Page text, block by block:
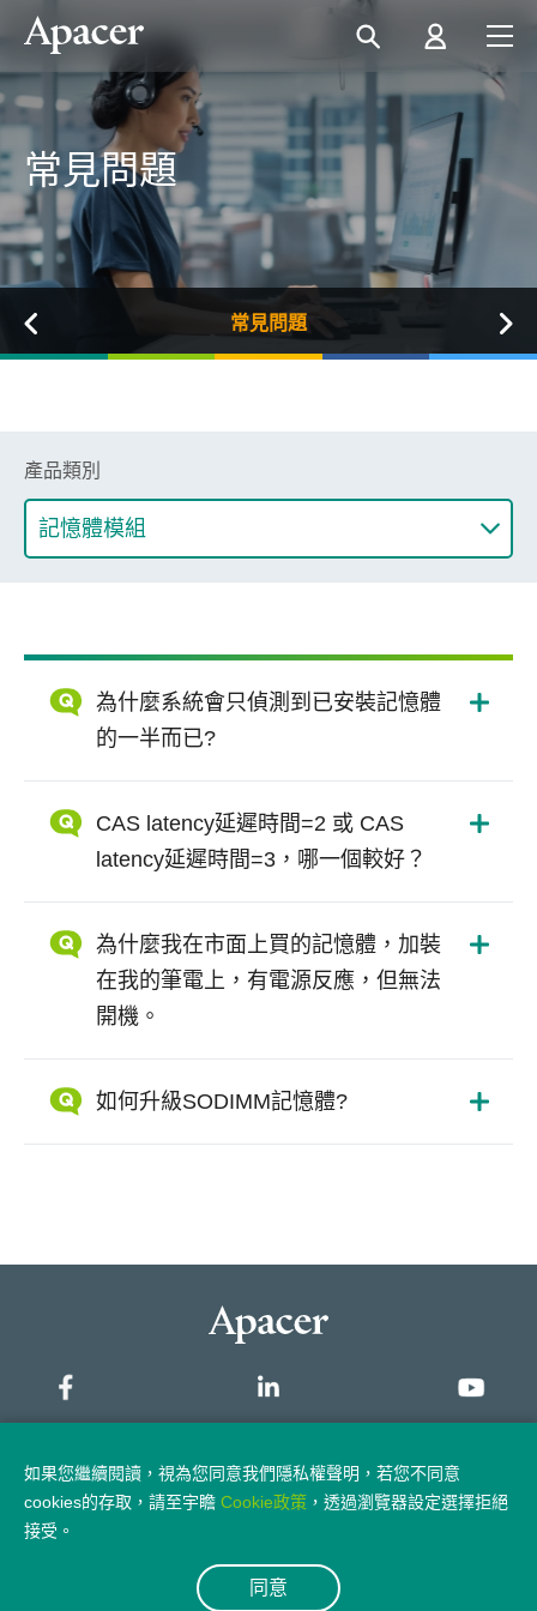
常見問題
常見問題
產品類別
為什麼系統會只偵測到已安裝記憶體
的一半而已?
CAS latency延遲時間=2 或 CAS
latency延遲時間=3，哪一個較好？
為什麼我在市面上買的記憶體，加裝
在我的筆電上，有電源反應，但無法
開機。
如何升級SODIMM記憶體?
網站地圖
© 2026 Apacer Technology Inc.
如果您繼續閱讀，視為您同意我們隱私權聲明，若您不同意
cookies的存取，請至宇瞻 Cookie政策 ，透過瀏覽器設定選擇拒絕
接受。
同意